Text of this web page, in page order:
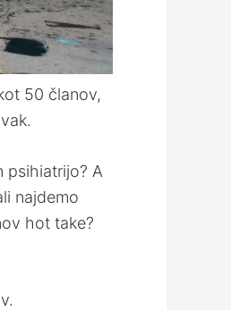
50 članov,
psihiatrijo? A
najdemo
hot take?